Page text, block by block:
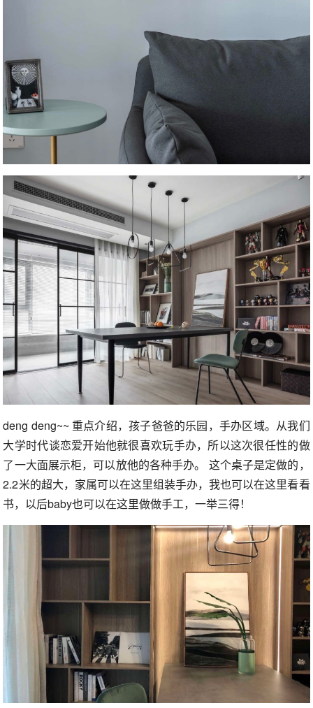
deng deng~~ 重点介绍，孩子爸爸的乐园，手办区域。从我们
大学时代谈恋爱开始他就很喜欢玩手办，所以这次很任性的做
了一大面展示柜，可以放他的各种手办。 这个桌子是定做的，
2.2米的超大，家属可以在这里组装手办，我也可以在这里看看
书，以后baby也可以在这里做做手工，一举三得！